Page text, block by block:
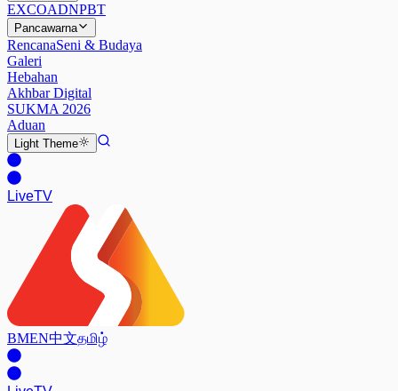
EXCOADNPBT
Pancawarna
RencanaSeni & Budaya
Galeri
Hebahan
Akhbar Digital
SUKMA 2026
Aduan
Light Theme
LiveTV
BMEN中文தமிழ்